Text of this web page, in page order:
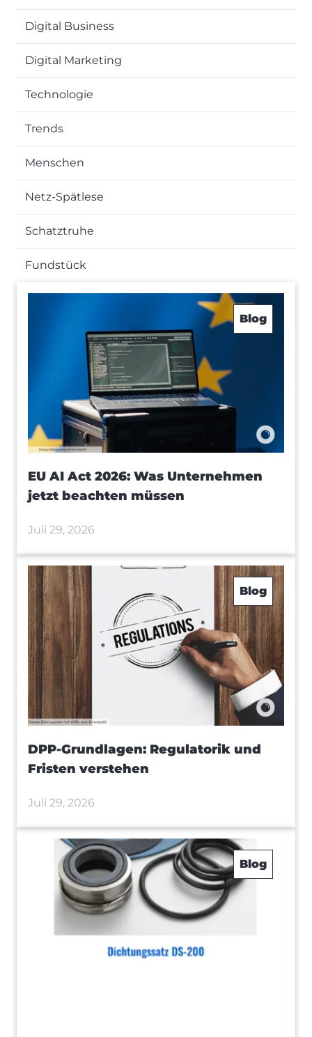
Digital Business
Digital Marketing
Technologie
Trends
Menschen
Netz-Spätlese
Schatztruhe
Fundstück
Blog
EU AI Act 2026: Was Unternehmen
jetzt beachten müssen
Juli 29, 2026
Blog
DPP-Grundlagen: Regulatorik und
Fristen verstehen
Juli 29, 2026
Blog